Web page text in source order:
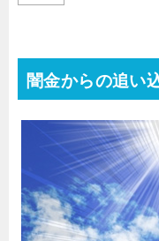
闇金からの追い